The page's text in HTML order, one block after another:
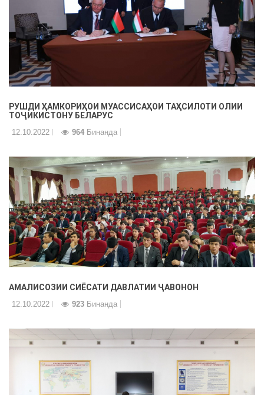
РУШДИ ҲАМКОРИҲОИ МУАССИСАҲОИ ТАҲСИЛОТИ ОЛИИ
ТОҶИКИСТОНУ БЕЛАРУС
12.10.2022 964 Бинанда
АМАЛИСОЗИИ СИЁСАТИ ДАВЛАТИИ ҶАВОНОН
12.10.2022 923 Бинанда